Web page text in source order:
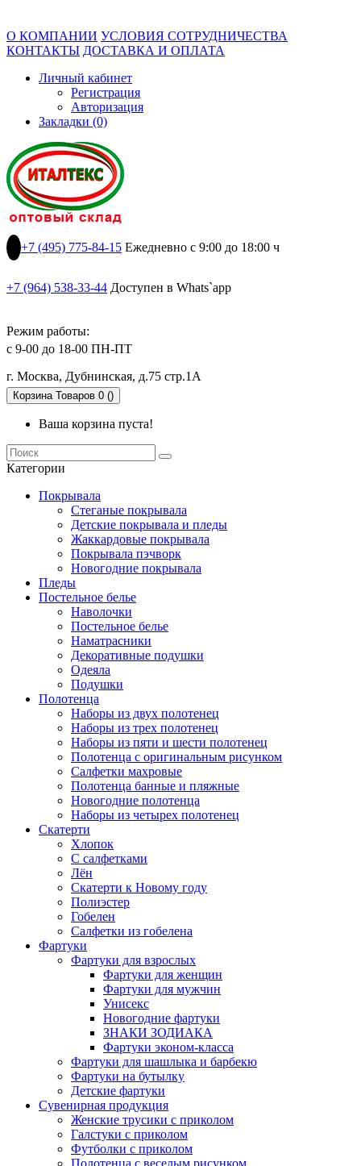
О КОМПАНИИ УСЛОВИЯ СОТРУДНИЧЕСТВА
КОНТАКТЫ ДОСТАВКА И ОПЛАТА
Личный кабинет
Регистрация
Авторизация
Закладки (0)
+7 (495) 775-84-15 Ежедневно с 9:00 до 18:00 ч
+7 (964) 538-33-44 Доступен в Whats`app
Режим работы:
с 9-00 до 18-00 ПН-ПТ
г. Москва, Дубнинская, д.75 стр.1А
Корзина Товаров 0 ()
Ваша корзина пуста!
Категории
Покрывала
Стеганые покрывала
Детские покрывала и пледы
Жаккардовые покрывала
Покрывала пэчворк
Новогодние покрывала
Пледы
Постельное белье
Наволочки
Постельное белье
Наматрасники
Декоративные подушки
Одеяла
Подушки
Полотенца
Наборы из двух полотенец
Наборы из трех полотенец
Наборы из пяти и шести полотенец
Полотенца с оригинальным рисунком
Салфетки махровые
Полотенца банные и пляжные
Новогодние полотенца
Наборы из четырех полотенец
Скатерти
Хлопок
С салфетками
Лён
Скатерти к Новому году
Полиэстер
Гобелен
Салфетки из гобелена
Фартуки
Фартуки для взрослых
Фартуки для женщин
Фартуки для мужчин
Унисекс
Новогодние фартуки
ЗНАКИ ЗОДИАКА
Фартуки эконом-класса
Фартуки для шашлыка и барбекю
Фартуки на бутылку
Детские фартуки
Сувенирная продукция
Женские трусики с приколом
Галстуки с приколом
Футболки с приколом
Полотенца с веселым рисунком